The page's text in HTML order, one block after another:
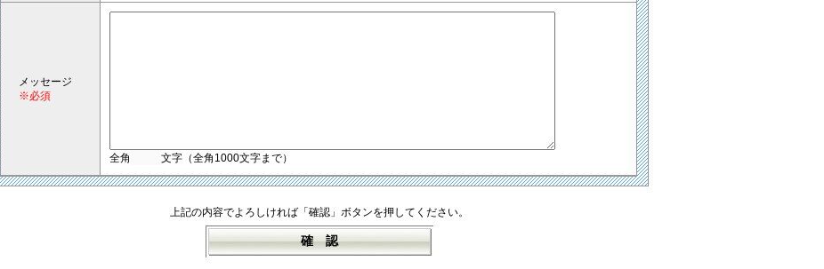
メッセージ
※必須
全角 文字（全角1000文字まで）
上記の内容でよろしければ「確認」ボタンを押してください。